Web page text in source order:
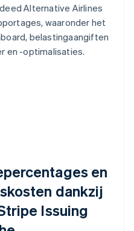
Alternative Airlines
waaronder het
belastingaangiften
en -optimalisaties.
en
dankzij
Issuing